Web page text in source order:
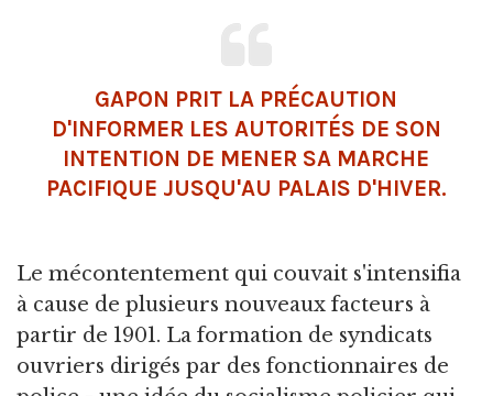
GAPON PRIT LA PRÉCAUTION
D'INFORMER LES AUTORITÉS DE SON
INTENTION DE MENER SA MARCHE
PACIFIQUE JUSQU'AU PALAIS D'HIVER.
Le mécontentement qui couvait s'intensifia
à cause de plusieurs nouveaux facteurs à
partir de 1901. La formation de syndicats
ouvriers dirigés par des fonctionnaires de